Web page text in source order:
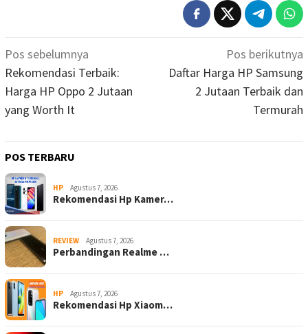
Navigasi
pos
Pos sebelumnya
Rekomendasi Terbaik:
Harga HP Oppo 2 Jutaan
yang Worth It
Pos berikutnya
Daftar Harga HP Samsung
2 Jutaan Terbaik dan
Termurah
POS TERBARU
HP Agustus 7, 2026
Rekomendasi Hp Kamer…
REVIEW Agustus 7, 2026
Perbandingan Realme …
HP Agustus 7, 2026
Rekomendasi Hp Xiaom…